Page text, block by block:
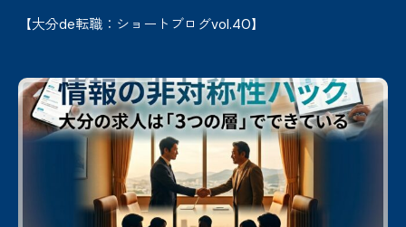
【大分de転職：ショートブログvol.40】